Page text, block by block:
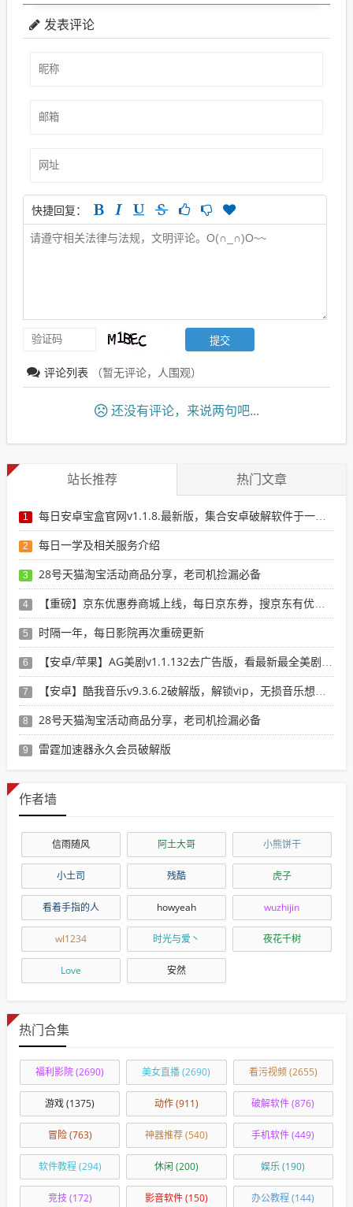
发表评论
快捷回复：
评论列表 （暂无评论， 人围观）
还没有评论，来说两句吧...
站长推荐 热门文章
1 每日安卓宝盒官网v1.1.8.最新版，集合安卓破解软件于一体，新增全网搜索引擎
2 每日一学及相关服务介绍
3 28号天猫淘宝活动商品分享，老司机捡漏必备
4 【重磅】京东优惠券商城上线，每日京东券，搜京东有优惠的商品
5 时隔一年，每日影院再次重磅更新
6 【安卓/苹果】AG美剧v1.1.132去广告版，看最新最全美剧选这个就行了！
7 【安卓】酷我音乐v9.3.6.2破解版，解锁vip，无损音乐想下就下！
8 28号天猫淘宝活动商品分享，老司机捡漏必备
9 雷霆加速器永久会员破解版
作者墙
信雨随风 阿土大哥 小熊饼干
小土司 残酷 虎子
看着手指的人 howyeah wuzhijin
wl1234 时光与爱丶 夜花千树
Love 安然
热门合集
福利影院(2690) 美女直播(2690) 看污视频(2655)
游戏(1375) 动作(911) 破解软件(876)
冒险(763) 神器推荐(540) 手机软件(449)
软件教程(294) 休闲 (200) 娱乐(190)
竞技 (172) 影音软件(150) 办公教程(144)